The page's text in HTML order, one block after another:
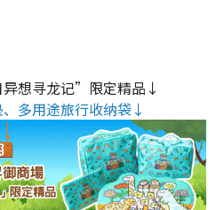
想寻龙记”限定精品↓
多用途旅行收纳袋↓